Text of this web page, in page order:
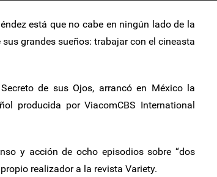
está que no cabe en ningún lado de la
grandes sueños: trabajar con el cineasta
de sus Ojos, arrancó en México la
producida por ViacomCBS International
y acción de ocho episodios sobre “dos
realizador a la revista Variety.